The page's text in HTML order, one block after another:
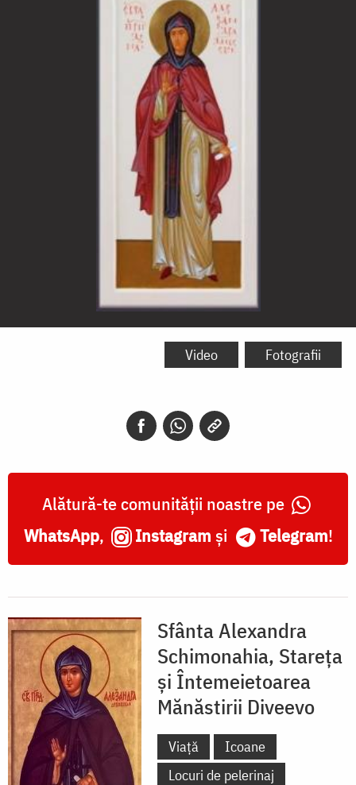
Sfânta
Mănăstirii
Video Fotografii
Alătură-te comunității noastre pe
WhatsApp, Instagram și Telegram!
Sfânta Alexandra
Schimonahia, Stareța
și Întemeietoarea
Mănăstirii Diveevo
Viață
Icoane
Locuri de pelerinaj